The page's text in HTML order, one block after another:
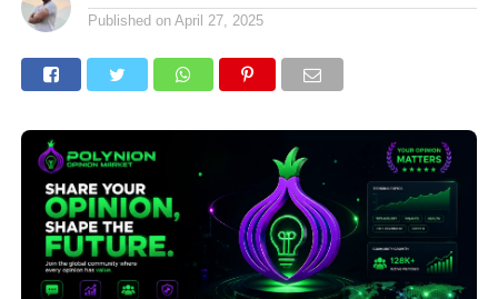
Published on April 27, 2025